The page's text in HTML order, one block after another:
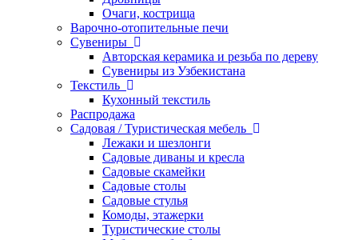
Очаги, кострища
Варочно-отопительные печи
Сувениры
Авторская керамика и резьба по дереву
Сувениры из Узбекистана
Текстиль
Кухонный текстиль
Распродажа
Садовая / Туристическая мебель
Лежаки и шезлонги
Садовые диваны и кресла
Садовые скамейки
Садовые столы
Садовые стулья
Комоды, этажерки
Туристические столы